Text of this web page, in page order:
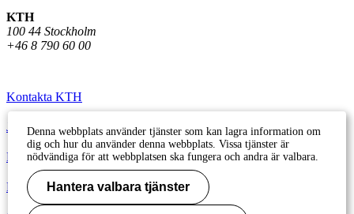
KTH
100 44 Stockholm
+46 8 790 60 00
Kontakta KTH
Jobba på KTH
Press och media
Faktura och betalning KTH
Denna webbplats använder tjänster som kan lagra information om
dig och hur du använder denna webbplats. Vissa tjänster är
nödvändiga för att webbplatsen ska fungera och andra är valbara.
Hantera valbara tjänster